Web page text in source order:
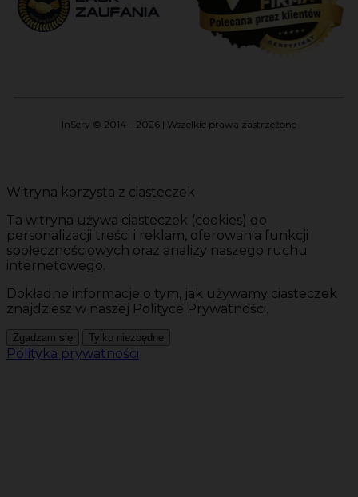
InServ © 2014 – 2026 | Wszelkie prawa zastrzeżone
Witryna korzysta z ciasteczek
Ta witryna używa ciasteczek (cookies) do
personalizacji treści i reklam, oferowania funkcji
społecznościowych oraz analizy naszego ruchu
internetowego.
Dokładne informacje o tym, jak używamy ciasteczek
znajdziesz w naszej Polityce Prywatności.
Zgadzam się Tylko niezbędne
Polityka prywatności